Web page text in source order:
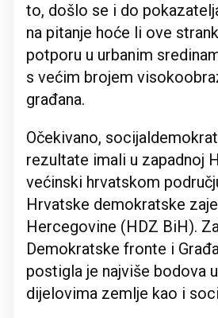
to, došlo se i do
na pitanje hoće li ove
potporu u urbanim
s većim brojem
građana.
Očekivano,
rezultate imali u zapadnoj
većinski hrvatskom
Hrvatske demokratske
Hercegovine (HDZ BiH).
Demokratske fronte i
postigla je najviše bodova
dijelovima zemlje kao i